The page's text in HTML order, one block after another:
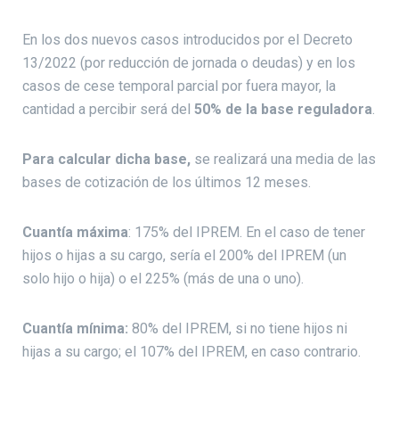
En los dos nuevos casos introducidos por el Decreto
13/2022 (por reducción de jornada o deudas) y en los
casos de cese temporal parcial por fuera mayor, la
cantidad a percibir será del 50% de la base reguladora.
Para calcular dicha base, se realizará una media de las
bases de cotización de los últimos 12 meses.
Cuantía máxima: 175% del IPREM. En el caso de tener
hijos o hijas a su cargo, sería el 200% del IPREM (un
solo hijo o hija) o el 225% (más de una o uno).
Cuantía mínima: 80% del IPREM, si no tiene hijos ni
hijas a su cargo; el 107% del IPREM, en caso contrario.